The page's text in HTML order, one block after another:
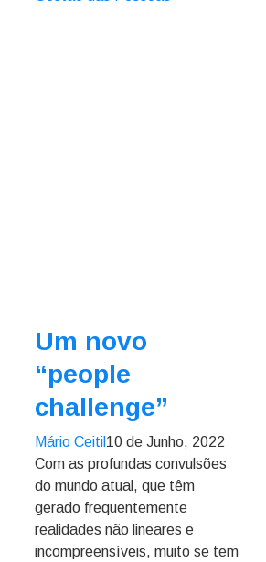
Um novo
“people
challenge”
Mário Ceitil 10 de Junho, 2022
Com as profundas convulsões
do mundo atual, que têm
gerado frequentemente
realidades não lineares e
incompreensíveis, muito se tem